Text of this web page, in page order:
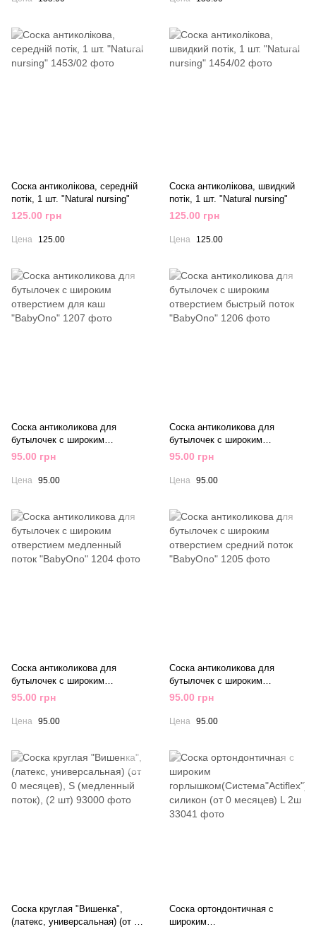
Соска антиколікова, середній
потік, 1 шт. "Natural nursing"
125.00 грн
Цена 125.00
Соска антиколікова, швидкий
потік, 1 шт. "Natural nursing"
125.00 грн
Цена 125.00
Соска антиколикова для
бутылочек с широким
отверстием для каш "BabyOno"
95.00 грн
Цена 95.00
Соска антиколикова для
бутылочек с широким
отверстием быстрый поток
"BabyOno"
95.00 грн
Цена 95.00
Соска антиколикова для
бутылочек с широким
отверстием медленный поток
"BabyOno"
95.00 грн
Цена 95.00
Соска антиколикова для
бутылочек с широким
отверстием средний поток
"BabyOno"
95.00 грн
Цена 95.00
Соска круглая "Вишенка",
(латекс, универсальная) (от 0
Соска ортондонтичная с
широким